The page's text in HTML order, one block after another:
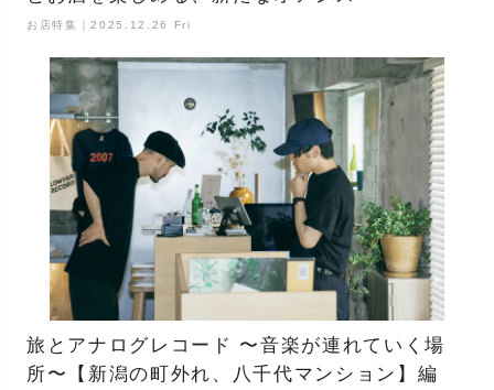
お店特集｜2025.12.26 Fri
旅とアナログレコード 〜音楽が連れていく場
所〜【新潟の町外れ、八千代マンション】編